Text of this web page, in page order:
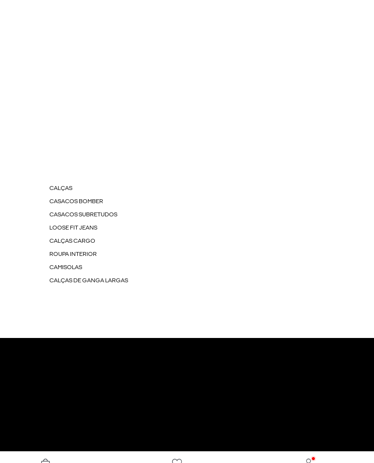
CALÇAS
CASACOS BOMBER
CASACOS SUBRETUDOS
LOOSE FIT JEANS
CALÇAS CARGO
ROUPA INTERIOR
CAMISOLAS
CALÇAS DE GANGA LARGAS